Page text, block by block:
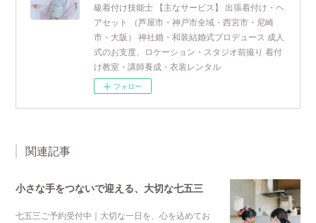
級着付け技能士 【主なサービス】 出張着付け・ヘ
アセット （芦屋市・神戸市全域・西宮市・尼崎
市・大阪） 神社婚・和装結婚式プロデュース 成人
式のお支度、ロケーション・スタジオ前撮り 着付
け教室・講師養成・衣装レンタル
フォロー
関連記事
小さな手をつないで迎える、大切な七五三
七五三ご予約受付中｜大切な一日を、心を込めてお